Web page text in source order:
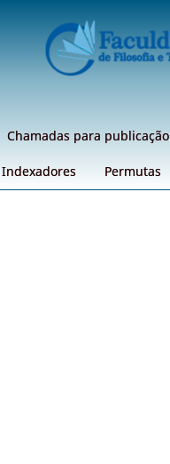
Chamadas para publicação
Indexadores Permutas